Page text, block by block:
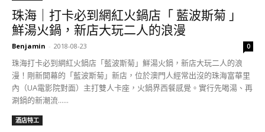
珠海｜打卡必到網紅火鍋店「 藍波斯菊 」
鮮湯火鍋，新店大玩二人的浪漫
Benjamin - 2018-08-23 0
珠海打卡必到網紅火鍋店「藍波斯菊」鮮湯火鍋，新店大玩二人的浪
漫！剛新開幕的「藍波斯菊」新店，位於澳門人經常出沒的珠海富華里
內（UA電影院對面）主打雙人卡座，火鍋界西餐感覺。實行先喝湯、再
涮鍋的新潮流......
酒店特工